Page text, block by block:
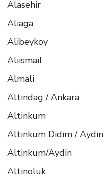
Alasehir
Aliaga
Alibeykoy
Aliismail
Almali
Altindag / Ankara
Altinkum
Altinkum Didim / Aydin
Altinkum/Aydin
Altinoluk